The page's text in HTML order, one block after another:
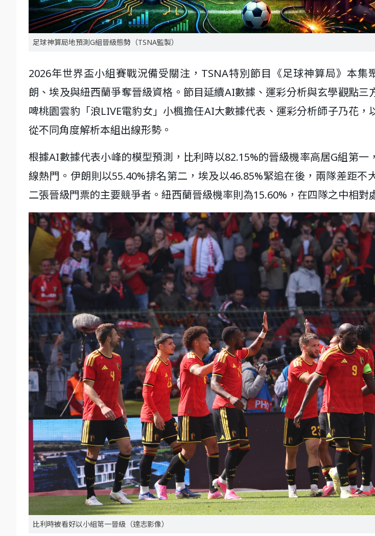
足球神算局地預測G組晉級態勢（TSNA監製）
2026年世界盃小組賽戰況備受關注，TSNA特別節目《足球神算局》本集
朗、埃及與紐西蘭爭奪晉級資格。節目延續AI數據、運彩分析與玄學觀點三
啤桃園雲豹「浪LIVE電豹女」小楓擔任AI大數據代表、運彩分析師子乃花，
從不同角度解析本組出線形勢。
根據AI數據代表小峰的模型預測，比利時以82.15%的晉級機率高居G組第一
線熱門。伊朗則以55.40%排名第二，埃及以46.85%緊追在後，兩隊差距不
二張晉級門票的主要競爭者。紐西蘭晉級機率則為15.60%，在四隊之中相對
比利時被看好以小組第一晉級（達志影像）